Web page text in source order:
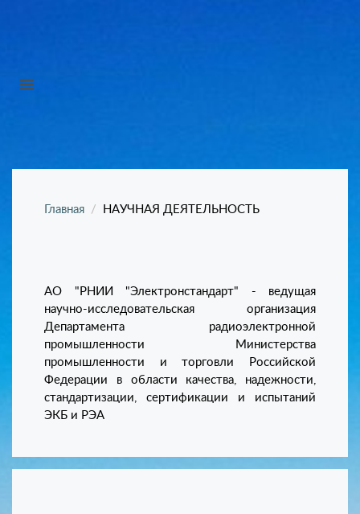
Главная НАУЧНАЯ ДЕЯТЕЛЬНОСТЬ
АО "РНИИ "Электронстандарт" - ведущая
научно-исследовательская организация
Департамента радиоэлектронной
промышленности Министерства
промышленности и торговли Российской
Федерации в области качества, надежности,
стандартизации, сертификации и испытаний
ЭКБ и РЭА